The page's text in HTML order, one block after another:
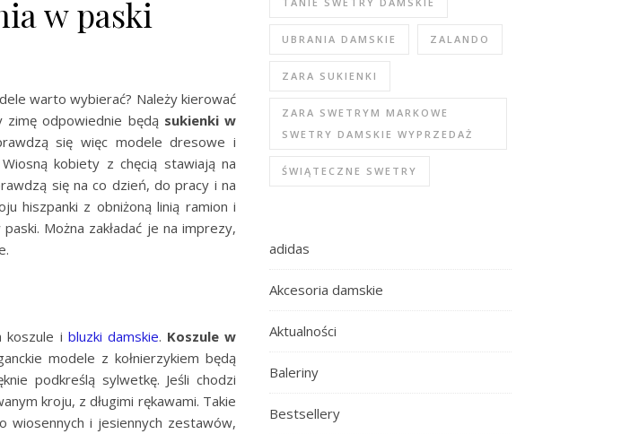
w paski
warto wybierać? Należy kierować
odpowiednie będą sukienki w
się więc modele dresowe i
kobiety z chęcią stawiają na
się na co dzień, do pracy i na
hiszpanki z obniżoną linią ramion i
Można zakładać je na imprezy,
koszule i bluzki damskie. Koszule w
modele z kołnierzykiem będą
podkreślą sylwetkę. Jeśli chodzi
kroju, z długimi rękawami. Takie
wiosennych i jesiennych zestawów,
UBRANIA DAMSKIE ZALANDO
ZARA SUKIENKI
ZARA SWETRYM MARKOWE
SWETRY DAMSKIE WYPRZEDAŻ
ŚWIĄTECZNE SWETRY
adidas
Akcesoria damskie
Aktualności
Baleriny
Bestsellery